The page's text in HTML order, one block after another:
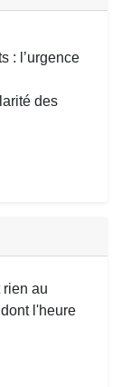
: l’urgence
des
au
l'heure